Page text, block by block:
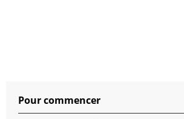
Pour commencer